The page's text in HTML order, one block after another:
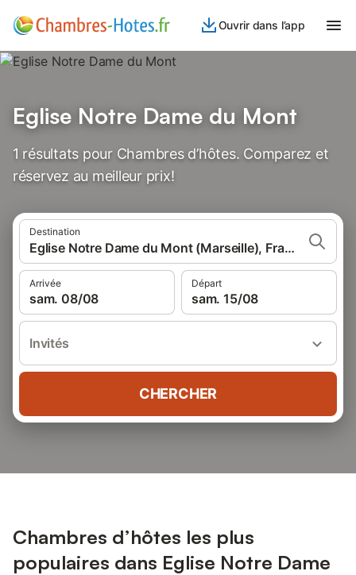
Ouvrir dans l’app
Eglise Notre Dame du Mont
1 résultats pour Chambres d’hôtes. Comparez et
réservez au meilleur prix!
Destination
Eglise Notre Dame du Mont (Marseille), France
Arrivée
sam. 08/08
Départ
sam. 15/08
Invités
CHERCHER
Chambres d’hôtes les plus
populaires dans Eglise Notre Dame